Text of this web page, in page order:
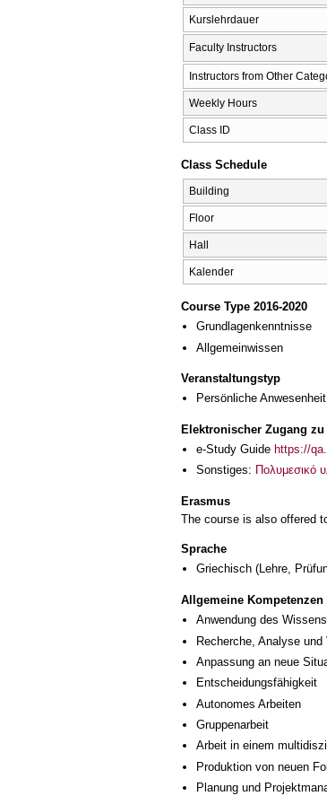
Kurslehrdauer
Faculty Instructors
Instructors from Other
Weekly Hours
Class ID
Class Schedule
Building
Floor
Hall
Kalender
Course Type 2016-2020
Grundlagenkenntnisse
Allgemeinwissen
Veranstaltungstyp
Persönliche Anwesenheit
Elektronischer Zugang
e-Study Guide https://
Sonstiges: Πολυμεσικό
Erasmus
The course is also offered
Sprache
Griechisch (Lehre,
Allgemeine Kompetenzen
Anwendung des
Recherche, Analyse
Anpassung an neue
Entscheidungsfähigkeit
Autonomes Arbeiten
Gruppenarbeit
Arbeit in einem
Produktion von neuen
Planung und